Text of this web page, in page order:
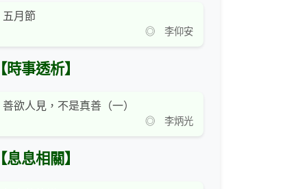
五月節
◎ 李仰安
【時事透析】
善欲人見，不是真善（一）
◎ 李炳光
【息息相關】